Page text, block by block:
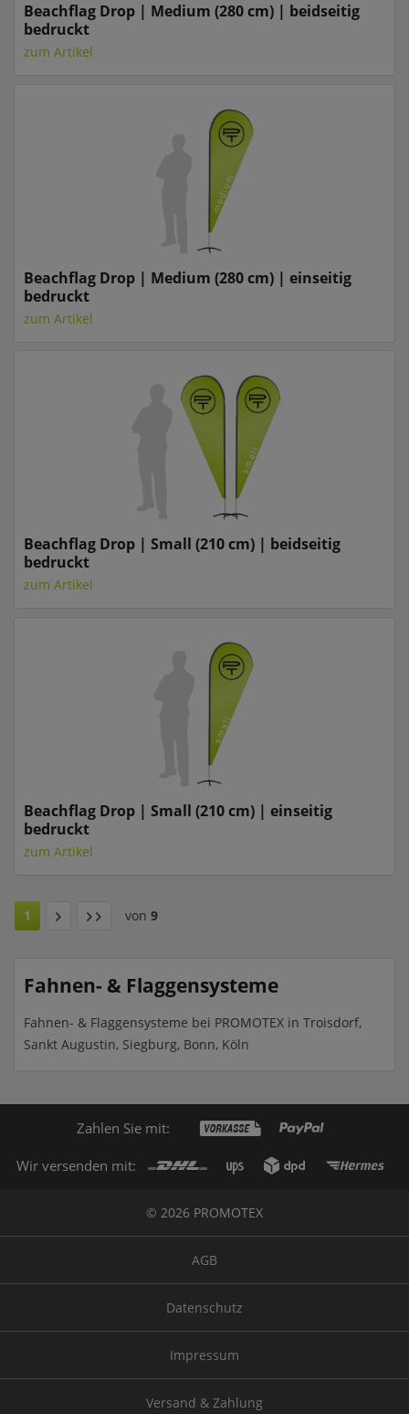
Beachflag Drop | Medium (280 cm) | beidseitig
bedruckt
zum Artikel
Beachflag Drop | Medium (280 cm) | einseitig
bedruckt
zum Artikel
Beachflag Drop | Small (210 cm) | beidseitig
bedruckt
zum Artikel
Beachflag Drop | Small (210 cm) | einseitig
bedruckt
zum Artikel
1 von 9
Fahnen- & Flaggensysteme
Fahnen- & Flaggensysteme bei PROMOTEX in Troisdorf,
Sankt Augustin, Siegburg, Bonn, Köln
Zahlen Sie mit:
Wir versenden mit:
© 2026 PROMOTEX
AGB
Datenschutz
Impressum
Versand & Zahlung